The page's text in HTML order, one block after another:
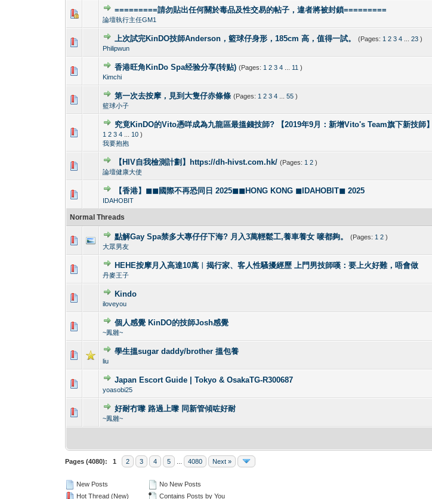
=========請勿貼出任何關於毒品及性交易的帖子，違者將被封鎖=========
論壇執行主任GM1
1 Vote(s) - 4 out of 5 in Average
12345
上次試完KinDO技師Anderson，籃球仔身形，185cm 高，值得一試。 (Pages: 1 2 3 4 ...23 )
Philipwun
2 Vote(s) - 2.5 out of 5 in Average
12 3 45
香港旺角KinDo Spa经验分享(转贴) (Pages: 1 2 3 4 11 )
Kimchi
0 Vote(s) - 0 out of 5 in Average
12345
第一次去按摩，見到大隻仔赤條條 (Pages: 1 2 3 4 ...55 )
籃球小子
0 Vote(s) - 0 out of 5 in Average
1234 5
究竟KinDO的Vito憑咩成為九龍區最搵錢技師? 【2019年9月：新增Vito's Team旗下新技師】
1 2 3 4 10 )
我要抱抱
【HIV自我檢測計劃】https://dh-hivst.com.hk/ (Pages: 1 2 )
論壇健康大使
0 Vote(s) - 0 out of 5 in Average
1234 5
【香港】◼◼國際不再恐同日 2025◼◼HONG KONG ◼IDAHOBIT◼ 2025
IDAHOBIT
0 Vote(s) - 0 out of 5 in Average
12 345
Normal Threads
點解Gay Spa禁多大專仔仔下海? 月入3萬輕鬆工,養車養女 嘜都夠。 (Pages: 1 2 )
大眾男友
3 Vote(s) - 5 out of 5 in Average
12345
HEHE按摩月入高達10萬︱揭行家、客人性騷擾經歷 上門男技師嘆：要上火好難，唔會做
丹麥王子
1 Vote(s) - 5 out of 5 in Average
12345
Kindo
iloveyou
個人感覺 KinDO的技師Josh感覺
~鳳雛~
1 Vote(s) - 5 out of 5 in Average
學生搵sugar daddy/brother 搵包養
liu
1 Vote(s) - 5 out of 5 in Average
Japan Escort Guide | Tokyo & OsakaTG-R300687
yoasobi25
1 Vote(s) - 5 out of 5 in Average
12345
好耐冇嚟 路過上嚟 同新管傾咗好耐
~鳳雛~
1 Vote(s) - 4 out of 5 in Average
Pages (4080): 1 2 3 4 5 4080 Next »
New Posts
Hot Thread (New)
No New Posts
Contains Posts by You